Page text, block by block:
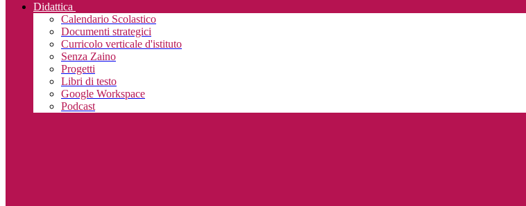
Didattica
Calendario Scolastico
Documenti strategici
Curricolo verticale d'istituto
Senza Zaino
Progetti
Libri di testo
Google Workspace
Podcast